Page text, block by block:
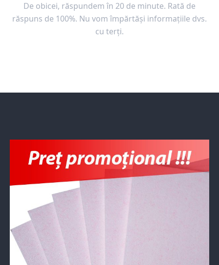
De obicei, răspundem în 20 de minute. Rată de
răspuns de 100%. Nu vom împărtăși informațiile dvs.
cu terți.